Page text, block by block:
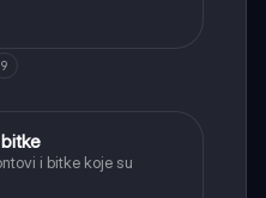
9
i bitke koje su